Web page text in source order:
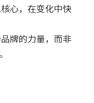
心，在变化中快
牌的力量，而非